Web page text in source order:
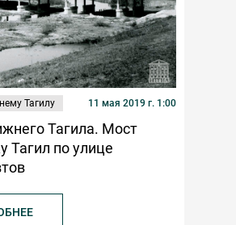
Тагилу 11 мая 2019 г. 1:00
Тагила. Мост
Тагил по улице